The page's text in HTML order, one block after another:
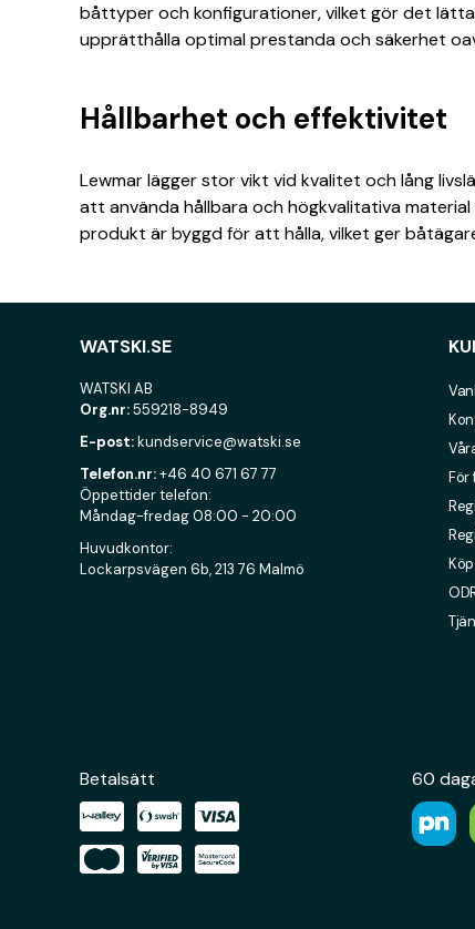
båttyper och konfigurationer, vilket gör det
upprätthålla optimal prestanda och säkerhet
Hållbarhet och effektivitet
Lewmar lägger stor vikt vid kvalitet och lång
att använda hållbara och högkvalitativa
produkt är byggd för att hålla, vilket ger
WATSKI.SE
WATSKI AB
Org.nr:559218-8949
E-post:kundservice@watski.se
Telefon.nr:+46 40 671 67 77
Öppettider telefon:
Måndag-fredag 08:00 - 20:00
Huvudkontor:
Lockarpsvägen 6b, 213 76 Malmö
För
Betalsätt 60